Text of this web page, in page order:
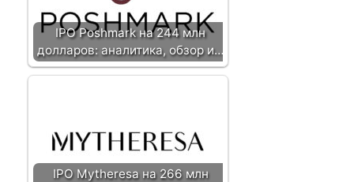
IPO Poshmark на 244 млн
долларов: аналитика, обзор и…
IPO Mytheresa на 266 млн